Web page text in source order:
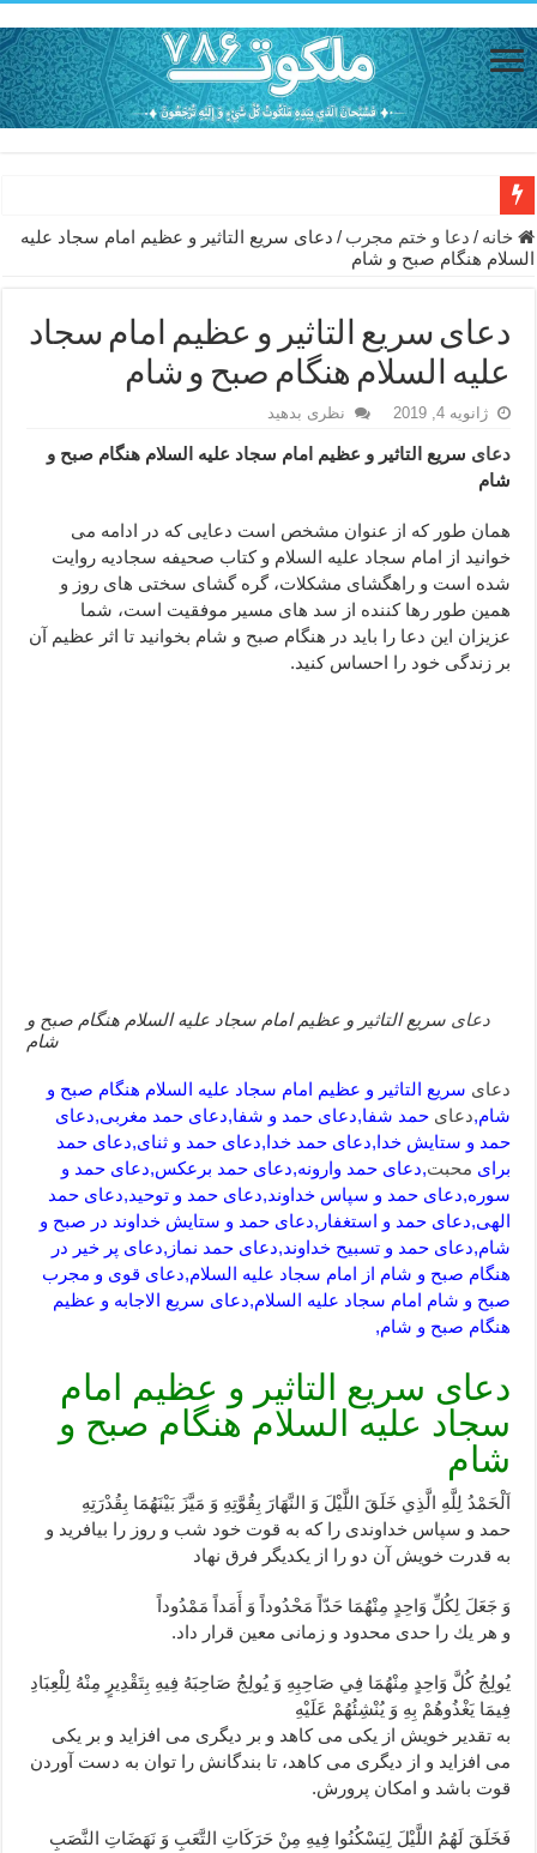
دعای حفظ جان خانواده از بلا در سفر – دعای دفع بلا در قرآن
دعای مجرب برای رفع گرفتاری – ذکر قوی برای جلوگیری از اندوه و
دعا برای عاشق شدن طرف مقابل – عاشق کردن طرف مقابل از راه
دعای حفظ جان عزیزان از بلا در سفر – دعا برای رفع حوادث بد روزانه
انواع ذکرهای الهی و خواص آن – مجرب ترین ذکرها برای برآوردن
دعای قوی برای حاجات دنیا و آخرت – حاجت روایی و رفع مشکلات
ختم سوره تکاثر برای جذب ثروت – خواص و برکات سوره تکاثر
دعا قدرت و توانمندی – دعا برای افزایش انرژی بدن و قدرت بازو
دعای ابودردا برای در امان ماندن از بلا – دعای ایمنی از سوختن
خانه / دعا و ختم مجرب / دعای سریع التاثیر و عظیم امام سجاد علیه
السلام هنگام صبح و شام
دعای سریع التاثیر و عظیم امام سجاد
علیه السلام هنگام صبح و شام
ژانویه 4, 2019 نظری بدهید
دعای سریع التاثیر و عظیم امام سجاد علیه السلام هنگام صبح و
شام
همان طور که از عنوان مشخص است دعایی که در ادامه می
خوانید از امام سجاد علیه السلام و کتاب صحیفه سجادیه روایت
شده است و راهگشای مشکلات، گره گشای سختی های روز و
همین طور رها کننده از سد های مسیر موفقیت است، شما
عزیزان این دعا را باید در هنگام صبح و شام بخوانید تا اثر عظیم آن
بر زندگی خود را احساس کنید.
دعای سریع التاثیر و عظیم امام سجاد علیه السلام هنگام صبح و
شام
دعای سریع التاثیر و عظیم امام سجاد علیه السلام هنگام صبح و
شام,دعای حمد شفا,دعای حمد و شفا,دعای حمد مغربی,دعای
حمد و ستایش خدا,دعای حمد خدا,دعای حمد و ثنای,دعای حمد
برای محبت,دعای حمد وارونه,دعای حمد برعکس,دعای حمد و
سوره,دعای حمد و سپاس خداوند,دعای حمد و توحید,دعای حمد
الهی,دعای حمد و استغفار,دعای حمد و ستایش خداوند در صبح و
شام,دعای حمد و تسبیح خداوند,دعای حمد نماز,دعای پر خیر در
هنگام صبح و شام از امام سجاد علیه السلام,دعای قوی و مجرب
صبح و شام امام سجاد علیه السلام,دعای سریع الاجابه و عظیم
هنگام صبح و شام,
دعای سریع التاثیر و عظیم امام
سجاد علیه السلام هنگام صبح و
شام
اَلْحَمْدُ لِلَّهِ الَّذِي خَلَقَ اللَّيْلَ وَ النَّهَارَ بِقُوَّتِهِ‏ وَ مَيَّزَ بَيْنَهُمَا بِقُدْرَتِهِ‏
حمد و سپاس خداوندى را كه به قوت خود شب و روز را بيافريد و
به قدرت خويش آن دو را از يكديگر فرق نهاد
وَ جَعَلَ لِكُلِّ وَاحِدٍ مِنْهُمَا حَدّاً مَحْدُوداً وَ أَمَداً مَمْدُوداً
و هر يك را حدى محدود و زمانى معين قرار داد.
يُولِجُ كُلَّ وَاحِدٍ مِنْهُمَا فِي صَاحِبِهِ وَ يُولِجُ صَاحِبَهُ فِيهِ بِتَقْدِيرٍ مِنْهُ لِلْعِبَادِ
فِيمَا يَغْذُوهُمْ بِهِ وَ يُنْشِئُهُمْ عَلَيْهِ‏
به تقدير خويش از يكى مى ‏كاهد و بر ديگرى مى‏ افزايد و بر يكى
مى ‏افزايد و از ديگرى مى ‏كاهد، تا بندگانش را توان به دست آوردن
قوت باشد و امكان پرورش.
فَخَلَقَ لَهُمُ اللَّيْلَ لِيَسْكُنُوا فِيهِ مِنْ حَرَكَاتِ التَّعَبِ وَ نَهَضَاتِ النَّصَبِ‏